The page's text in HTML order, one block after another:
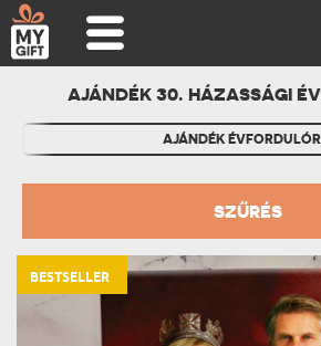
AJÁNDÉK 30. HÁZASSÁGI
AJÁNDÉK
SZŰRÉS
BESTSELLER